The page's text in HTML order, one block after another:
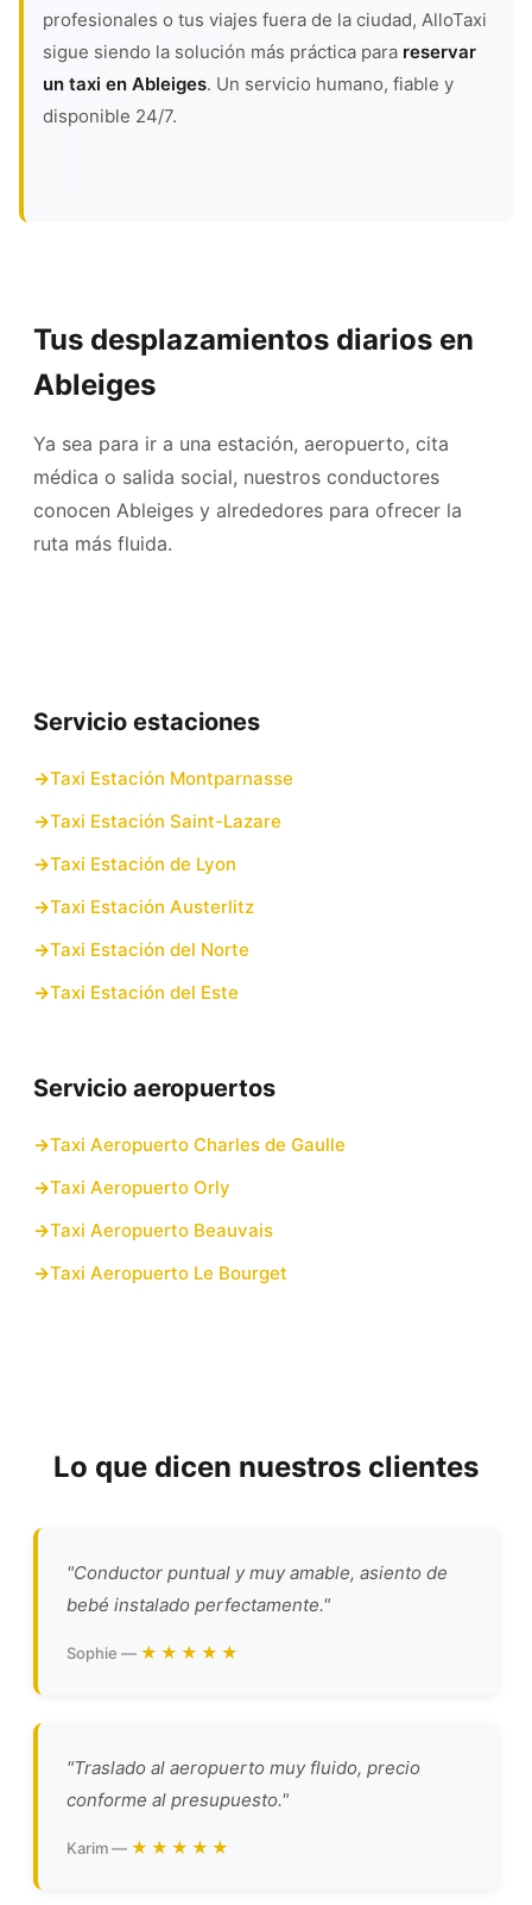
profesionales o tus viajes fuera de la ciudad, AlloTaxi
sigue siendo la solución más práctica para reservar
un taxi en Ableiges. Un servicio humano, fiable y
disponible 24/7.
Tus desplazamientos diarios en
Ableiges
Ya sea para ir a una estación, aeropuerto, cita
médica o salida social, nuestros conductores
conocen Ableiges y alrededores para ofrecer la
ruta más fluida.
Servicio estaciones
Taxi Estación Montparnasse
Taxi Estación Saint-Lazare
Taxi Estación de Lyon
Taxi Estación Austerlitz
Taxi Estación del Norte
Taxi Estación del Este
Servicio aeropuertos
Taxi Aeropuerto Charles de Gaulle
Taxi Aeropuerto Orly
Taxi Aeropuerto Beauvais
Taxi Aeropuerto Le Bourget
Lo que dicen nuestros clientes
"Conductor puntual y muy amable, asiento de
bebé instalado perfectamente."
Sophie — ★★★★★
"Traslado al aeropuerto muy fluido, precio
conforme al presupuesto."
Karim — ★★★★★